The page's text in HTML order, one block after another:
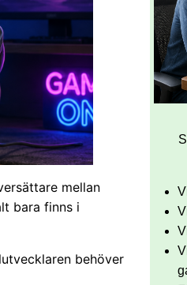
mellan
bara finns i
behöver